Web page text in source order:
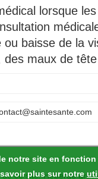
notre site en
plus sur notre
lorsque
baisse de la
maux de
de ce site.Hebergé